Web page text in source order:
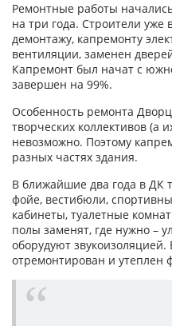
Ремонтные работы
на три года. Строители
демонтажу, капремонту
вентиляции, заменен
Капремонт был начат с
завершен на 99%.
Особенность ремонта
творческих коллективов (а
невозможно. Поэтому
разных частях здания.
В ближайшие два года в ДК
фойе, вестибюли,
кабинеты, туалетные
полы заменят, где нужно –
оборудуют звукоизоляцией.
отремонтирован и утеплен